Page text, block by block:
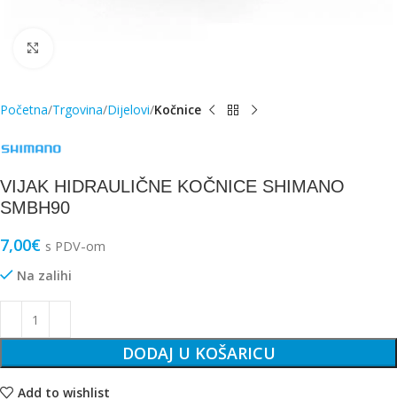
Početna Trgovina Dijelovi Kočnice
VIJAK HIDRAULIČNE KOČNICE SHIMANO
SMBH90
7,00€ s PDV-om
Na zalihi
DODAJ U KOŠARICU
Add to wishlist